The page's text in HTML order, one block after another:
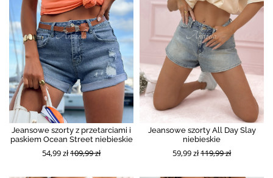
Jeansowe szorty z przetarciami i
paskiem Ocean Street niebieskie
54,99 zł109,99 zł
Jeansowe szorty All Day Slay
niebieskie
59,99 zł119,99 zł